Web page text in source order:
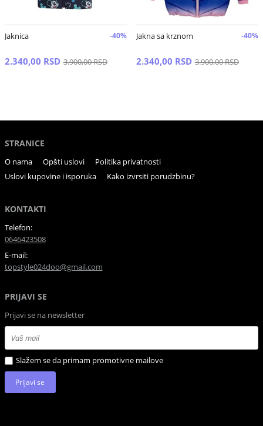
Jaknica -40%
2.340,00 RSD 3.900,00 RSD
Jakna sa krznom -40%
2.340,00 RSD 3.900,00 RSD
STRANICE
O nama Opšti uslovi
Politika privatnosti
Uslovi kupovine i isporuka
Kako izvrsiti porudzbinu?
KONTAKTI
Telefon:
0646423508
E-mail:
topstyle024doo@gmail.com
PRIJAVI SE
Prijavi se na newsletter
Slažem se da primam promotivne mailove
Prijavi se